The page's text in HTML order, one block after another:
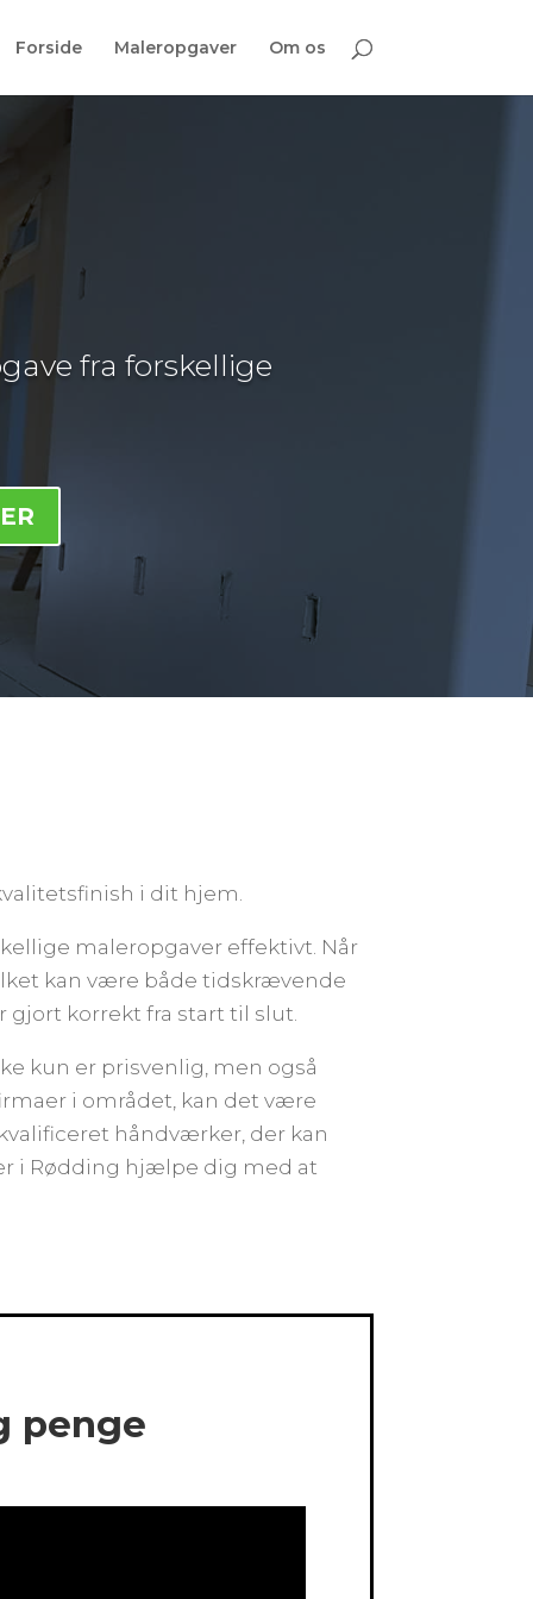
Forside Maleropgaver Om os
fra forskellige
i dit hjem.
maleropgaver effektivt. Når
kan være både tidskrævende
gjort korrekt fra start til slut.
kun er prisvenlig, men også
i området, kan det være
håndværker, der kan
i Rødding hjælpe dig med at
penge